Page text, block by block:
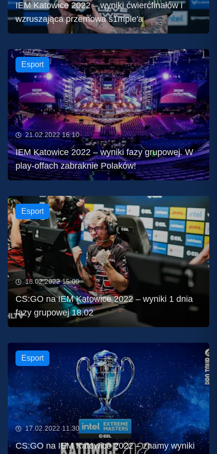
IEM Katowice 2022 – wyniki ćwierćfinałów i
wzruszająca przemowa s1mple'a
Esport
21.02.2022 16:10
IEM Katowice 2022 – wyniki fazy grupowej. W
play-offach zabraknie Polaków!
Esport
18.02.2022 15:00
CS:GO na IEM Katowice 2022 – wyniki 1 dnia
fazy grupowej 18.02
Esport
17.02.2022 11:30
CS:GO na IEM Katowice 2022 – znamy wyniki